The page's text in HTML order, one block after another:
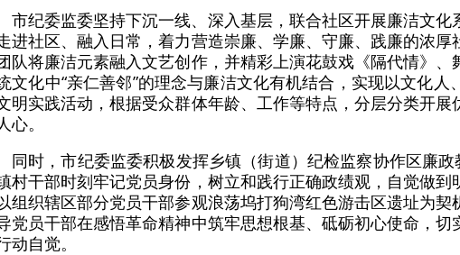
市纪委监委坚持下沉一线、深入基层，联合社区开展廉洁文
进社区、融入日常，着力营造崇廉、学廉、守廉、践廉的浓
队将廉洁元素融入文艺创作，并精彩上演花鼓戏《隔代情》
文化中“亲仁善邻”的理念与廉洁文化有机结合，实现以文化
明实践活动，根据受众群体年龄、工作等特点，分层分类开
心。
同时，市纪委监委积极发挥乡镇（街道）纪检监察协作区廉
村干部时刻牢记党员身份，树立和践行正确政绩观，自觉做
组织辖区部分党员干部参观浪荡坞打狗湾红色游击区遗址为
党员干部在感悟革命精神中筑牢思想根基、砥砺初心使命，
动自觉。